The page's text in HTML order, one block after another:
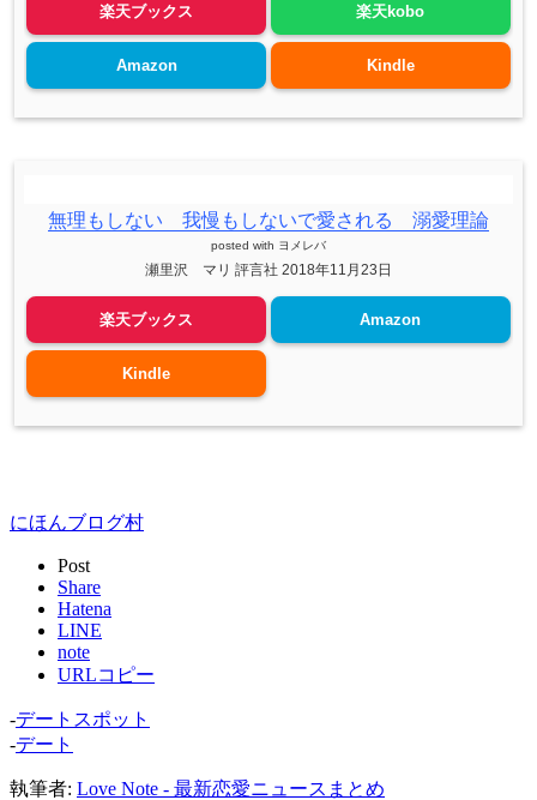
楽天ブックス 楽天kobo
Amazon Kindle
無理もしない 我慢もしないで愛される 溺愛理論
posted with ヨメレバ
瀬里沢 マリ 評言社 2018年11月23日
楽天ブックス Amazon
Kindle
にほんブログ村
Post
Share
Hatena
LINE
note
URLコピー
-デートスポット
-デート
執筆者: Love Note - 最新恋愛ニュースまとめ